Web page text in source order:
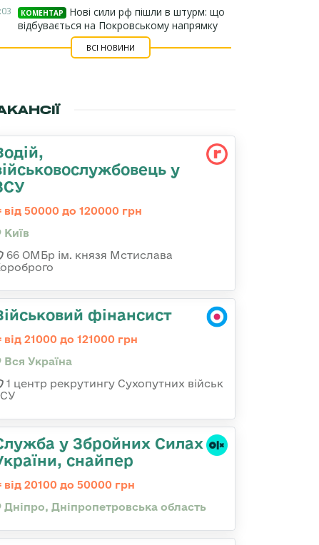
КОМЕНТАР
Нові сили рф пішли в штурм: що
відбувається на Покровському напрямку
ВСІ НОВИНИ
у
від 50000 до 120000 грн
Київ
66 ОМБр ім. князя Мстислава
фінансист
від 21000 до 121000 грн
Вся Україна
1 центр рекрутингу Сухопутних військ
у Збройних Силах
снайпер
від 20100 до 50000 грн
Дніпро, Дніпропетровська область